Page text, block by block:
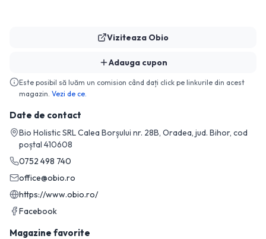
Viziteaza Obio
Adauga cupon
Este posibil să luăm un comision când dați click pe linkurile din acest
magazin. Vezi de ce.
Date de contact
Bio Holistic SRL Calea Borșului nr. 28B, Oradea, jud. Bihor, cod
poștal 410608
0752 498 740
office@obio.ro
https://www.obio.ro/
Facebook
Magazine favorite